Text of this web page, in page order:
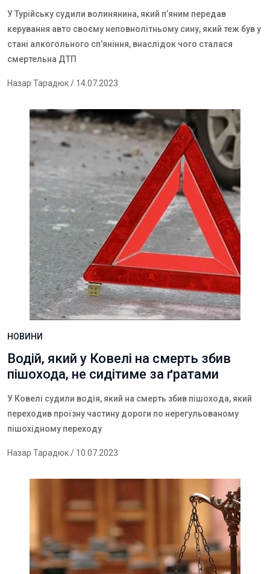
У Турійську судили волинянина, який п’яним передав
керування авто своєму неповнолітньому сину, який теж був у
стані алкогольного сп’яніння, внаслідок чого сталася
смертельна ДТП
Назар Тарадюк/ 14.07.2023
НОВИНИ
Водій, який у Ковелі на смерть збив
пішохода, не сидітиме за ґратами
У Ковелі судили водія, який на смерть збив пішохода, який
переходив проїзну частину дороги по нерегульованому
пішохідному переходу
Назар Тарадюк/ 10.07.2023